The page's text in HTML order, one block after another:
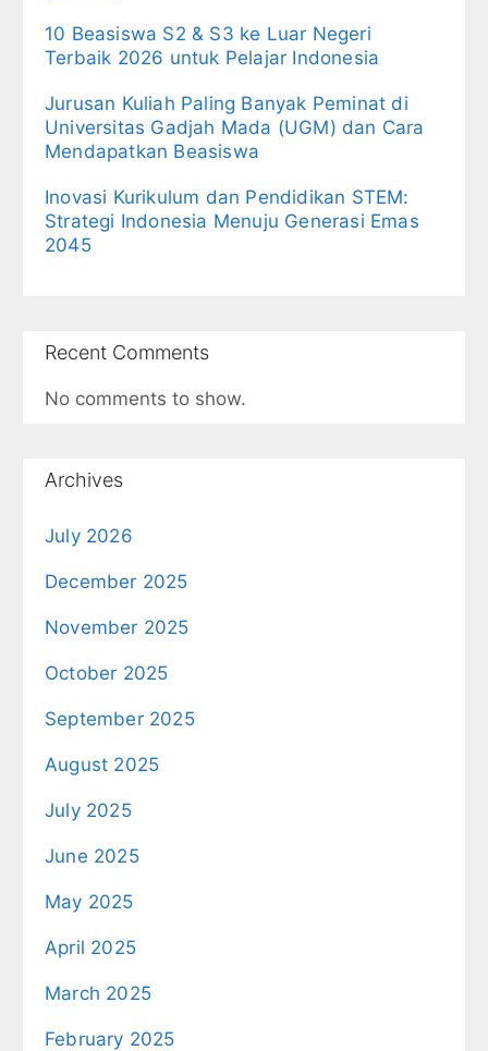
10 Beasiswa S2 & S3 ke Luar Negeri
Terbaik 2026 untuk Pelajar Indonesia
Jurusan Kuliah Paling Banyak Peminat di
Universitas Gadjah Mada (UGM) dan Cara
Mendapatkan Beasiswa
Inovasi Kurikulum dan Pendidikan STEM:
Strategi Indonesia Menuju Generasi Emas
2045
Recent Comments
No comments to show.
Archives
July 2026
December 2025
November 2025
October 2025
September 2025
August 2025
July 2025
June 2025
May 2025
April 2025
March 2025
February 2025